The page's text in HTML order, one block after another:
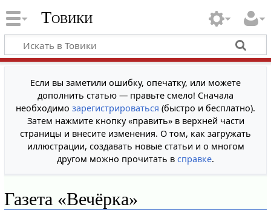
Товики
Если вы заметили ошибку, опечатку, или можете
дополнить статью — правьте смело! Сначала
необходимо зарегистрироваться (быстро и бесплатно).
Затем нажмите кнопку «править» в верхней части
страницы и внесите изменения. О том, как загружать
иллюстрации, создавать новые статьи и о многом
другом можно прочитать в справке.
Газета «Вечёрка»